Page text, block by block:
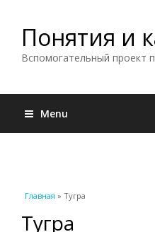
Понятия и
Вспомогательный проект
Menu
Вы здесь
Главная » Тугра
Тугра